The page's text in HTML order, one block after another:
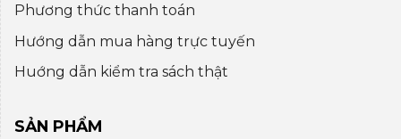
Phương thức thanh toán
Hướng dẫn mua hàng trực tuyến
Huớng dẫn kiểm tra sách thật
SẢN PHẨM